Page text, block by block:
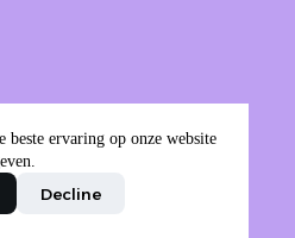
beste ervaring op onze website
Decline